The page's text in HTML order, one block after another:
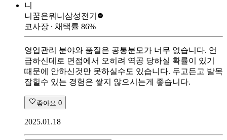
니
니꿈은뭐니 삼성전기
코사장 ∙ 채택률 86%
영업관리 분야와 품질은 공통분모가 너무 없습니다. 언
급하신데로 면접에서 오히려 역공 당하실 확률이 있기
때문에 안하신것만 못하실수도 있습니다. 두고든고 발목
잡힐수 있는 경험은 쌓지 않으시는게 좋습니다.
좋아요 0
2025.01.18